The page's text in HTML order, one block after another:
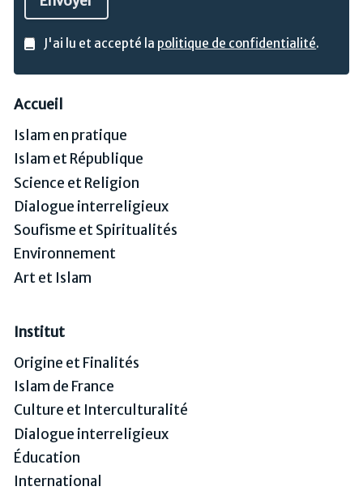
J'ai lu et accepté la politique de confidentialité.
Accueil
Islam en pratique
Islam et République
Science et Religion
Dialogue interreligieux
Soufisme et Spiritualités
Environnement
Art et Islam
Institut
Origine et Finalités
Islam de France
Culture et Interculturalité
Dialogue interreligieux
Éducation
International